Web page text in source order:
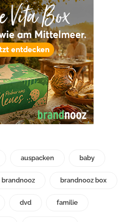
auspacken baby
brandnooz brandnooz box
dvd familie